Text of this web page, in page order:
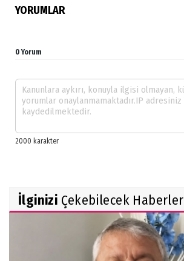
YORUMLAR
0 Yorum
İlginizi Çekebilecek Haberler